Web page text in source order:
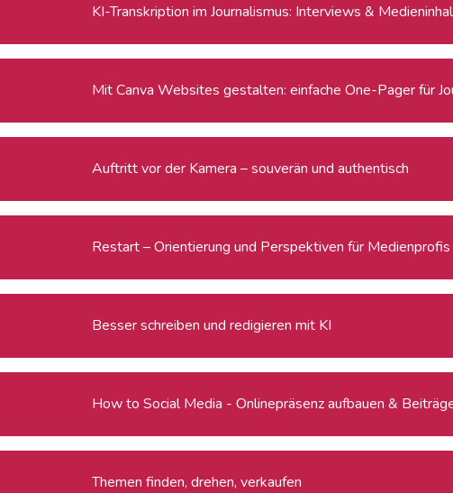
KI-Transkription im Journalismus: Interviews &
Mit Canva Websites gestalten: einfache One-Pager für
Auftritt vor der Kamera – souverän und authentisch
Restart – Orientierung und Perspektiven für
Besser schreiben und redigieren mit KI
How to Social Media - Onlinepräsenz aufbauen &
Themen finden, drehen, verkaufen